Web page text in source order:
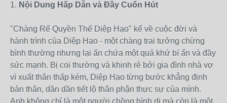
1. Nội Dung Hấp Dẫn và Đầy Cuốn Hút
"Chàng Rể Quyền Thế Diệp Hạo" kể về cuộc đời và
hành trình của Diệp Hạo - một chàng trai tưởng chừng
bình thường nhưng lại ẩn chứa một quá khứ bí ẩn và đầy
sức mạnh. Bị coi thường và khinh rẻ bởi gia đình nhà vợ
vì xuất thân thấp kém, Diệp Hạo từng bước khẳng định
bản thân, dần dần tiết lộ thân phận thực sự của mình.
Anh không chỉ là một người chồng bình dị mà còn là một